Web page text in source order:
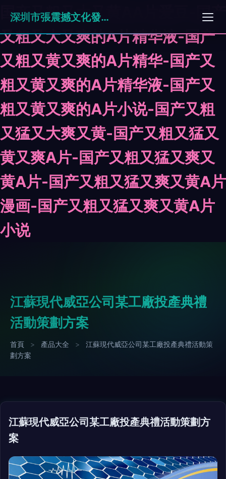
国产又粗又大又黄AA片爱豆-国产
又粗又大又爽的A片精华液-国产
又粗又黄又爽的A片精华-国产又
粗又黄又爽的A片精华液-国产又
粗又黄又爽的A片小说-国产又粗
又猛又大爽又黄-国产又粗又猛又
黄又爽A片-国产又粗又猛又爽又
黄A片-国产又粗又猛又爽又黄A片
漫画-国产又粗又猛又爽又黄A片
小说
深圳市張震撼文化發展有限公司
江蘇現代威亞公司某工廠投產典禮
活動策劃方案
首頁 > 產品大全 >
江蘇現代威亞公司某工廠投產典禮活動策
劃方案
江蘇現代威亞公司某工廠投產典禮活動策劃方
案